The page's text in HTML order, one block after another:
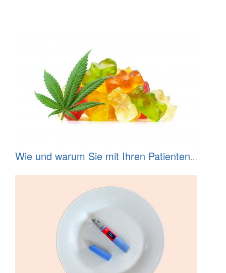
Wie und warum Sie mit Ihren Patienten